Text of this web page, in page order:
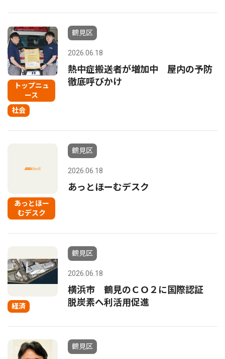
トップニュ
ース
社会
鶴見区
2026.06.18
熱中症搬送者が増加中 屋内の予防
徹底呼びかけ
あっとほー
むデスク
鶴見区
2026.06.18
あっとほーむデスク
経済
鶴見区
2026.06.18
横浜市 鶴見のＣＯ２に国際認証
脱炭素へ利活用促進
鶴見区